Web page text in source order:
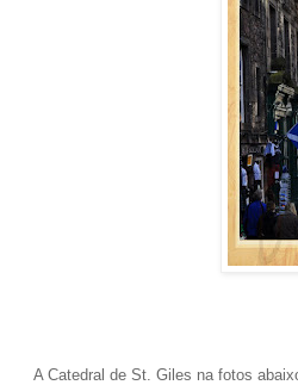
A Catedral de St. Giles na fotos